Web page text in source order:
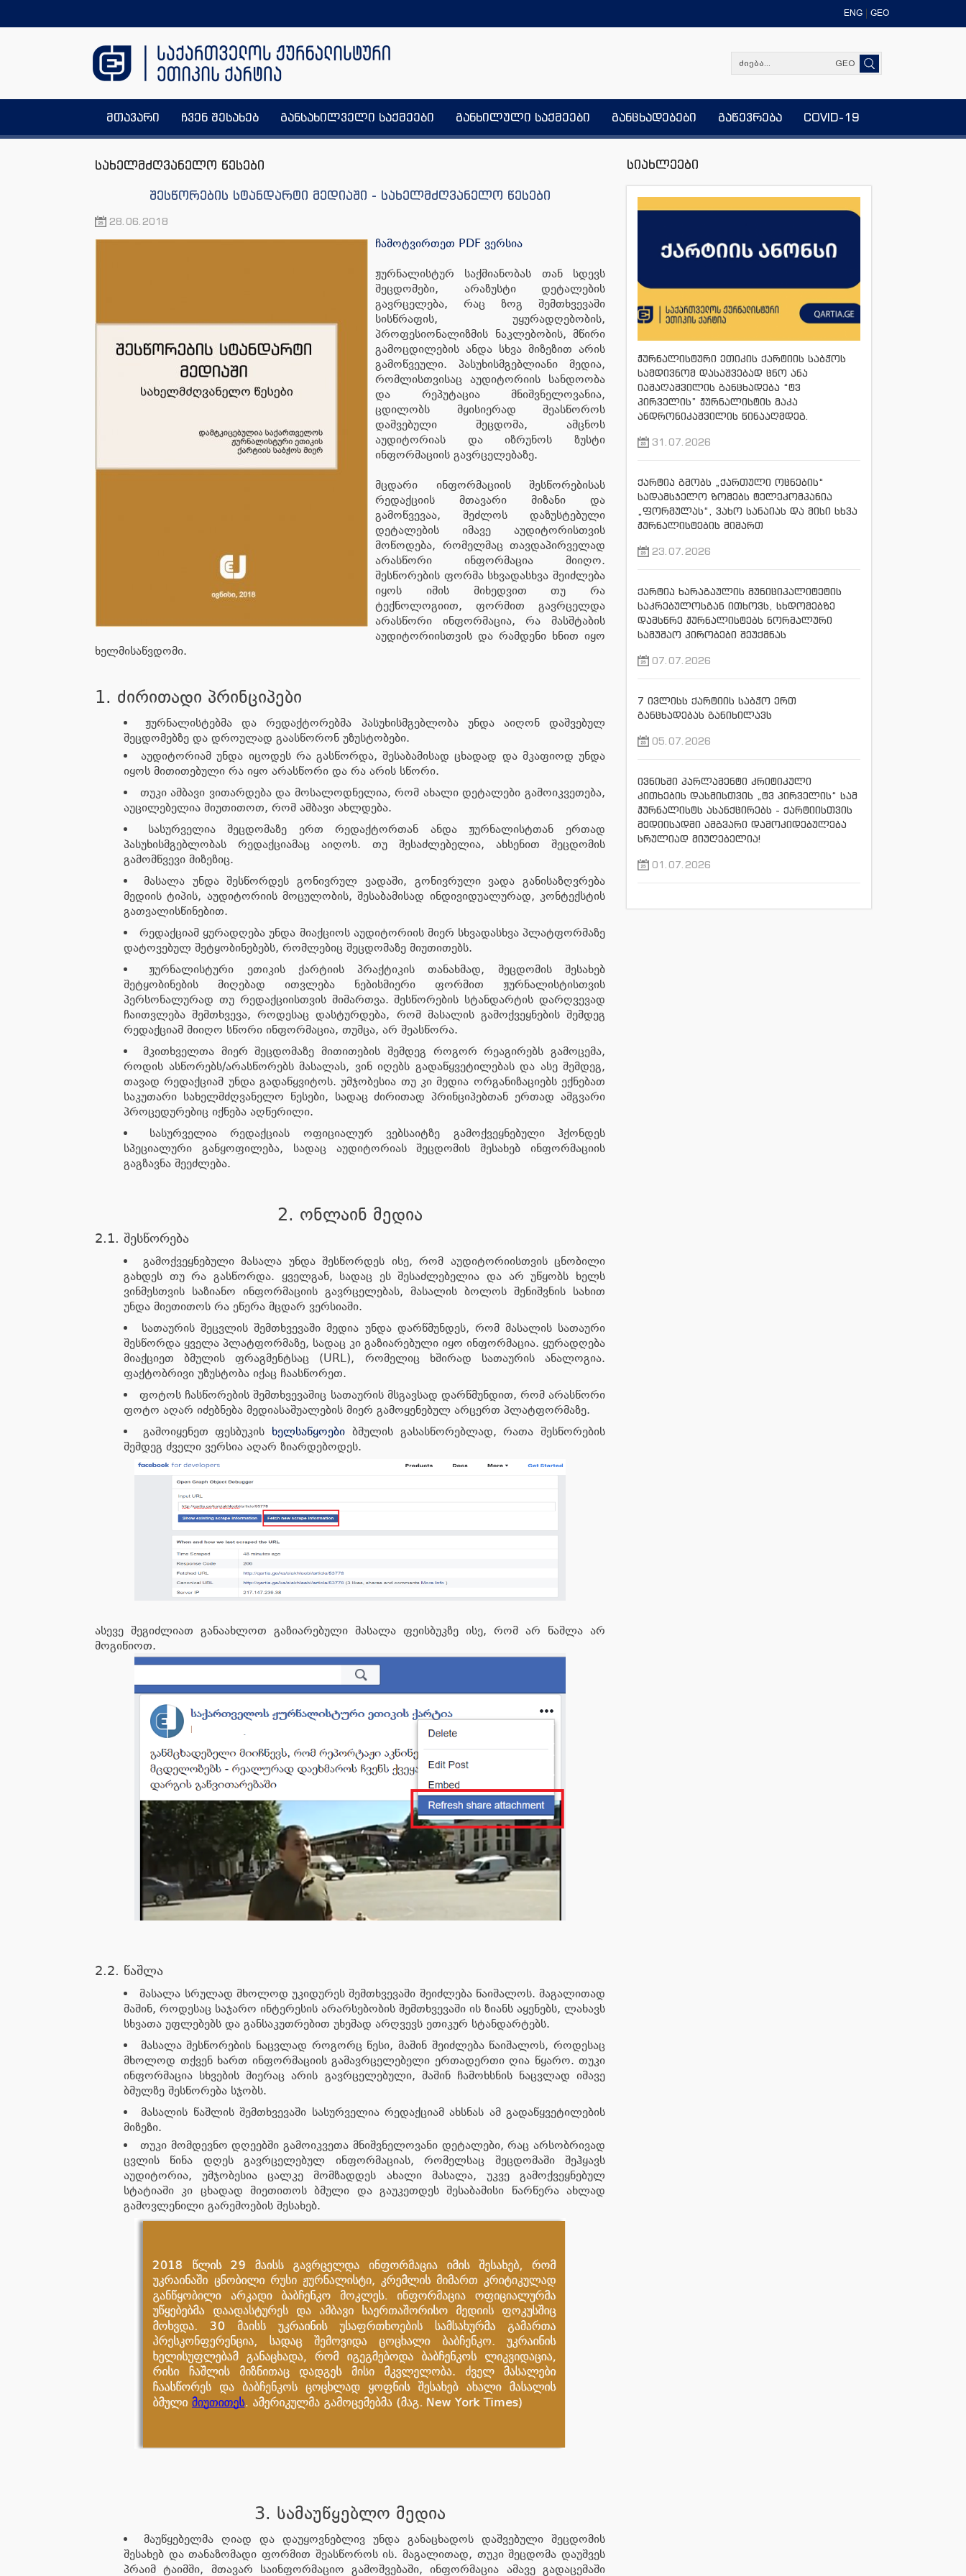
ENG GEO
GEO
მთავარი ჩვენ შესახებ განსახილველი საქმეები განხილული საქმეები განცხადებები გაწევრება COVID-19
სახელმძღვანელო წესები
შესწორების სტანდარტი მედიაში - სახელმძღვანელო წესები
28.06.2018
ჩამოტვირთეთ PDF ვერსია
ჟურნალისტურ საქმიანობას თან სდევს
შეცდომები, არაზუსტი დეტალების
გავრცელება, რაც ზოგ შემთხვევაში
სისწრაფის, უყურადღებობის,
პროფესიონალიზმის ნაკლებობის, მწირი
გამოცდილების ანდა სხვა მიზეზით არის
გამოწვეული. პასუხისმგებლიანი მედია,
რომლისთვისაც აუდიტორიის სანდოობა
და რეპუტაცია მნიშვნელოვანია,
ცდილობს მყისიერად შეასწოროს
დაშვებული შეცდომა, ამცნოს
აუდიტორიას და იზრუნოს ზუსტი
ინფორმაციის გავრცელებაზე.
მცდარი ინფორმაციის შესწორებისას
რედაქციის მთავარი მიზანი და
გამოწვევაა, შეძლოს დაზუსტებული
დეტალების იმავე აუდიტორისთვის
მოწოდება, რომელმაც თავდაპირველად
არასწორი ინფორმაცია მიიღო.
შესწორების ფორმა სხვადასხვა შეიძლება
იყოს იმის მიხედვით თუ რა
ტექნოლოგიით, ფორმით გავრცელდა
არასწორი ინფორმაცია, რა მასშტაბის
აუდიტორიისთვის და რამდენი ხნით იყო
ხელმისაწვდომი.
1. ძირითადი პრინციპები
ჟურნალისტებმა და რედაქტორებმა პასუხისმგებლობა უნდა აიღონ დაშვებულ
შეცდომებზე და დროულად გაასწორონ უზუსტობები.
აუდიტორიამ უნდა იცოდეს რა გასწორდა, შესაბამისად ცხადად და მკაფიოდ უნდა
იყოს მითითებული რა იყო არასწორი და რა არის სწორი.
თუკი ამბავი ვითარდება და მოსალოდნელია, რომ ახალი დეტალები გამოიკვეთება,
აუცილებელია მიუთითოთ, რომ ამბავი ახლდება.
სასურველია შეცდომაზე ერთ რედაქტორთან ანდა ჟურნალისტთან ერთად
პასუხისმგებლობას რედაქციამაც აიღოს. თუ შესაძლებელია, ახსენით შეცდომის
გამომწვევი მიზეზიც.
მასალა უნდა შესწორდეს გონივრულ ვადაში, გონივრული ვადა განისაზღვრება
მედიის ტიპის, აუდიტორიის მოცულობის, შესაბამისად ინდივიდუალურად, კონტექსტის
გათვალისწინებით.
რედაქციამ ყურადღება უნდა მიაქციოს აუდიტორიის მიერ სხვადასხვა პლატფორმაზე
დატოვებულ შეტყობინებებს, რომლებიც შეცდომაზე მიუთითებს.
ჟურნალისტური ეთიკის ქარტიის პრაქტიკის თანახმად, შეცდომის შესახებ
შეტყობინების მიღებად ითვლება ნებისმიერი ფორმით ჟურნალისტისთვის
პერსონალურად თუ რედაქციისთვის მიმართვა. შესწორების სტანდარტის დარღვევად
ჩაითვლება შემთხვევა, როდესაც დასტურდება, რომ მასალის გამოქვეყნების შემდეგ
რედაქციამ მიიღო სწორი ინფორმაცია, თუმცა, არ შეასწორა.
მკითხველთა მიერ შეცდომაზე მითითების შემდეგ როგორ რეაგირებს გამოცემა,
როდის ასწორებს/არასწორებს მასალას, ვინ იღებს გადაწყვეტილებას და ასე შემდეგ,
თავად რედაქციამ უნდა გადაწყვიტოს. უმჯობესია თუ კი მედია ორგანიზაციებს ექნებათ
საკუთარი სახელმძღვანელო წესები, სადაც ძირითად პრინციპებთან ერთად ამგვარი
პროცედურებიც იქნება აღწერილი.
სასურველია რედაქციას ოფიციალურ ვებსაიტზე გამოქვეყნებული ჰქონდეს
სპეციალური განყოფილება, სადაც აუდიტორიას შეცდომის შესახებ ინფორმაციის
გაგზავნა შეეძლება.
2. ონლაინ მედია
2.1. შესწორება
გამოქვეყნებული მასალა უნდა შესწორდეს ისე, რომ აუდიტორიისთვის ცნობილი
გახდეს თუ რა გასწორდა. ყველგან, სადაც ეს შესაძლებელია და არ უწყობს ხელს
ვინმესთვის საზიანო ინფორმაციის გავრცელებას, მასალის ბოლოს შენიშვნის სახით
უნდა მიეთითოს რა ეწერა მცდარ ვერსიაში.
სათაურის შეცვლის შემთხვევაში მედია უნდა დარწმუნდეს, რომ მასალის სათაური
შესწორდა ყველა პლატფორმაზე, სადაც კი გაზიარებული იყო ინფორმაცია. ყურადღება
მიაქციეთ ბმულის ფრაგმენტსაც (URL), რომელიც ხშირად სათაურის ანალოგია.
ფაქტობრივი უზუსტობა იქაც ჩაასწორეთ.
ფოტოს ჩასწორების შემთხვევაშიც სათაურის მსგავსად დარწმუნდით, რომ არასწორი
ფოტო აღარ იძებნება მედიასაშუალების მიერ გამოყენებულ არცერთ პლატფორმაზე.
გამოიყენეთ ფესბუკის ხელსაწყოები ბმულის გასასწორებლად, რათა შესწორების
შემდეგ ძველი ვერსია აღარ ზიარდებოდეს.
ასევე შეგიძლიათ განაახლოთ გაზიარებული მასალა ფეისბუკზე ისე, რომ არ წაშლა არ
მოგიწიოთ.
2.2. წაშლა
მასალა სრულად მხოლოდ უკიდურეს შემთხვევაში შეიძლება წაიშალოს. მაგალითად
მაშინ, როდესაც საჯარო ინტერესის არარსებობის შემთხვევაში ის ზიანს აყენებს, ლახავს
სხვათა უფლებებს და განსაკუთრებით უხეშად არღვევს ეთიკურ სტანდარტებს.
მასალა შესწორების ნაცვლად როგორც წესი, მაშინ შეიძლება წაიშალოს, როდესაც
მხოლოდ თქვენ ხართ ინფორმაციის გამავრცელებელი ერთადერთი ღია წყარო. თუკი
ინფორმაცია სხვების მიერაც არის გავრცელებული, მაშინ ჩამოხსნის ნაცვლად იმავე
ბმულზე შესწორება სჯობს.
მასალის წაშლის შემთხვევაში სასურველია რედაქციამ ახსნას ამ გადაწყვეტილების
მიზეზი.
თუკი მომდევნო დღეებში გამოიკვეთა მნიშვნელოვანი დეტალები, რაც არსობრივად
ცვლის წინა დღეს გავრცელებულ ინფორმაციას, რომელსაც შეცდომაში შეჰყავს
აუდიტორია, უმჯობესია ცალკე მომზადდეს ახალი მასალა, უკვე გამოქვეყნებულ
სტატიაში კი ცხადად მიეთითოს ბმული და გაუკეთდეს შესაბამისი წარწერა ახლად
გამოვლენილი გარემოების შესახებ.
3. სამაუწყებლო მედია
მაუწყებელმა ღიად და დაუყოვნებლივ უნდა განაცხადოს დაშვებული შეცდომის
შესახებ და თანაზომადი ფორმით შეასწოროს ის. მაგალითად, თუკი შეცდომა დაუშვეს
პრაიმ ტაიმში, მთავარ საინფორმაციო გამოშვებაში, ინფორმაცია ამავე გადაცემაში
სიახლეები
ჟურნალისტური ეთიკის ქარტიის საბჭოს
სამდივნომ დასაშვებად ცნო ანა
იაშაღაშვილის განცხადება “ტვ
პირველის” ჟურნალისტის მაკა
ანდრონიკაშვილის წინააღმდეგ.
31.07.2026
ქარტია გმობს „ქართული ოცნების“
სადამსჯელო ზომებს ტელეკომპანია
„ფორმულას“, ვახო სანაიას და მისი სხვა
ჟურნალისტების მიმართ
23.07.2026
ქარტია ხარაგაულის მუნიციპალიტეტის
საკრებულოსგან ითხოვს, სხდომებზე
დამსწრე ჟურნალისტებს ნორმალური
სამუშაო პირობები შეუქმნას
07.07.2026
7 ივლისს ქარტიის საბჭო ერთ
განცხადებას განიხილავს
05.07.2026
ივნისში პარლამენტი კრიტიკული
კითხების დასმისთვის „ტვ პირველის“ სამ
ჟურნალისტს ასანქცირებს - ქარტიისთვის
მედიისადმი ამგვარი დამოკიდებულება
სრულიად მიუღებელია!
01.07.2026